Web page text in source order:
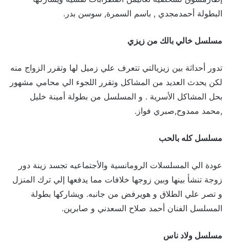
البطولة أحمدمجدي , باسم السمرة, سوسن بدر.
مسلسل خالي بالك من زيزي
تدور أحداثة بين زيزيالتي تتعرف علي زميل لها وتقرر الزواج منه
لكن يحدث العديد من المشاكل وتقرر اللجوء الي محامي مشهور
بحل المشاكل الأسرية . و المسلسل من بطولة أمينة خليل
,محمد ممدوح,صبري فواز.
مسلسل كله بالحب
عودة الي المسلسلات الرومانسية والأجتماعيه تجسد زينة دور
زوجة تنشأ بينها وبين زوجها خلافات مما يدفعها إلي ترك المنزل
و تصر علي الطلاق و هويرفض من جانبه. ويشاركها بطولة
المسلسل الفنان أحمد صلاح السعدني و صابرين.
مسلسل ولاد ناس